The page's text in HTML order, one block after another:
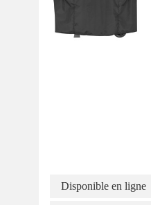
Disponible en ligne